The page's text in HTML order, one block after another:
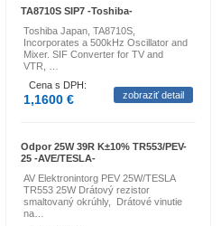
TA8710S SIP7 -Toshiba-
Toshiba Japan, TA8710S,
Incorporates a 500kHz Oscillator and
Mixer. SIF Converter for TV and
VTR, …
Cena s DPH:
1,1600 € zobraziť detail
Odpor 25W 39R K±10% TR553/PEV-
25 -AVE/TESLA-
AV Elektronintorg PEV 25W/TESLA
TR553 25W Drátový rezistor
smaltovaný okrúhly, Drátové vinutie
na…